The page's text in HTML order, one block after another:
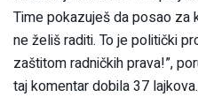
Time pokazuješ da posao za
ne želiš raditi. To je politički
zaštitom radničkih prava!”,
taj komentar dobila 37 lajkova.